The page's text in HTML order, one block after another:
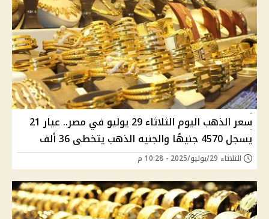
سعر الذهب اليوم الثلاثاء 29 يوليو في مصر.. عيار 21
يسجل 4570 جنيهًا والجنيه الذهب يتخطى 36 ألف
الثلاثاء 29/يوليو/2025 - 10:28 م